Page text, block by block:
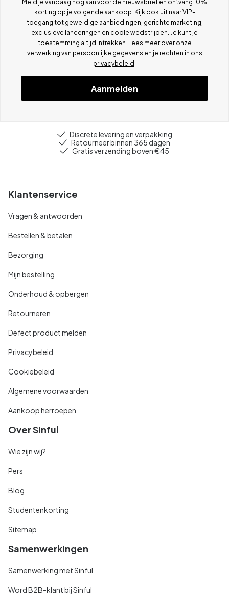
Meld je vandaag nog aan voor de nieuwsbrief en ontvang 10%
korting op je volgende aankoop. Kijk ook uit naar VIP-
toegang tot geweldige aanbiedingen, gerichte marketing,
exclusieve lanceringen en coole wedstrijden. Je kunt je
toestemming altijd intrekken. Lees meer over onze
verwerking van persoonlijke gegevens en je rechten in ons
privacybeleid
Aanmelden
Discrete levering en verpakking
Retourneer binnen 365 dagen
Gratis verzending boven €45
Klantenservice
Vragen & antwoorden
Bestellen & betalen
Bezorging
Mijn bestelling
Onderhoud & opbergen
Retourneren
Defect product melden
Privacybeleid
Cookiebeleid
Algemene voorwaarden
Aankoop herroepen
Over Sinful
Wie zijn wij?
Pers
Blog
Studentenkorting
Sitemap
Samenwerkingen
Samenwerking met Sinful
Word B2B-klant bij Sinful